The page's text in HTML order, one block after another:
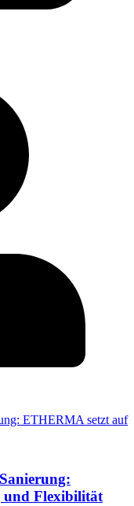
und Flexibilität